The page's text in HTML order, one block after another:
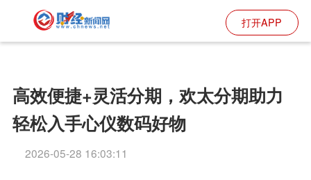
打开APP
高效便捷+灵活分期，欢太分期助力
轻松入手心仪数码好物
2026-05-28 16:03:11